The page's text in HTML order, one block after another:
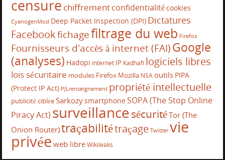
censure chiffrementconfidentialitécookies
CyanogenMod Deep Packet Inspection (DPI) Dictatures
Facebookfichagefiltrage du web Firefox
Fournisseurs d'accès à internet (FAI)Google
(analyses) Hadopi internet IP Kadhafi logiciels libres
lois sécuritaire modules Firefox Mozilla NSA outils PIPA
(Protect IP Act) PJLrenseignement propriété intellectuelle
publicité cibléeSarkozysmartphoneSOPA (The Stop Online
Piracy Act) surveillancesécuritéTor (The
Onion Router)traçabilitétraçage Twitter vie
privée web libreWikileaks